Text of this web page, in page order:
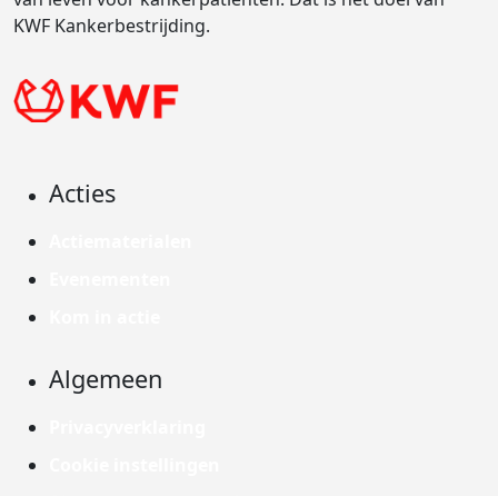
KWF Kankerbestrijding.
Acties
Algemeen